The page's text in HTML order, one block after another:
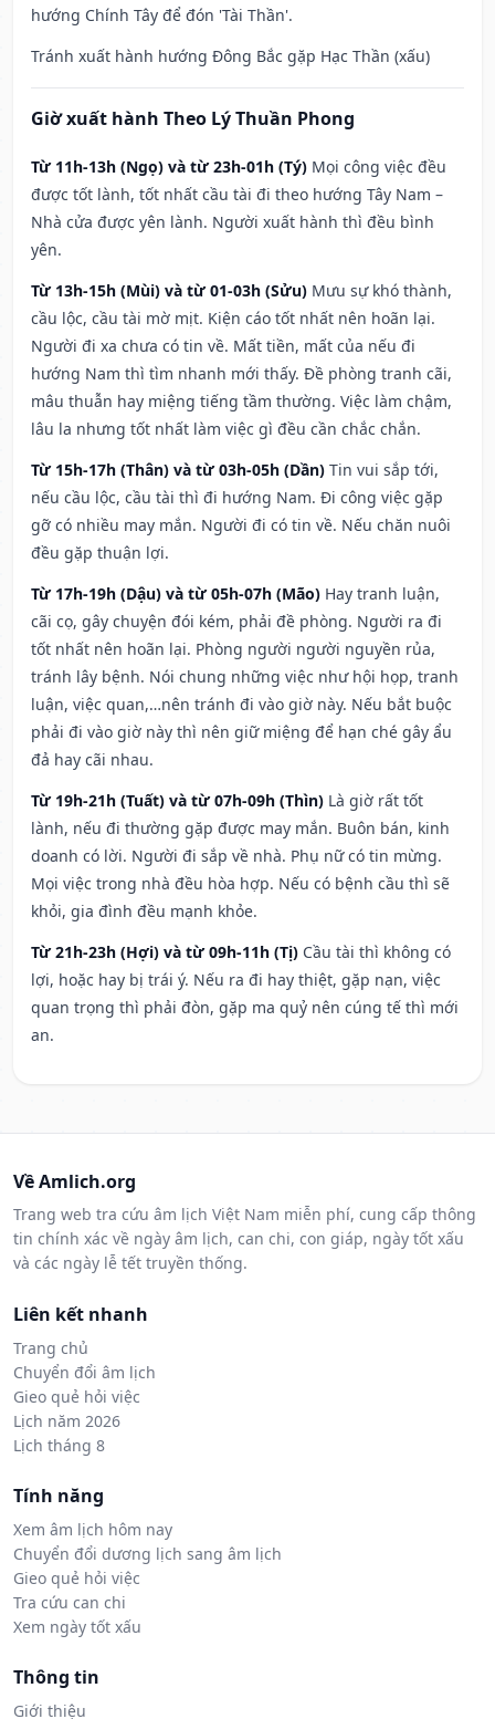
hướng Chính Tây để đón 'Tài Thần'.
Tránh xuất hành hướng Đông Bắc gặp Hạc Thần (xấu)
Giờ xuất hành Theo Lý Thuần Phong
Từ 11h-13h (Ngọ) và từ 23h-01h (Tý) Mọi công việc đều
được tốt lành, tốt nhất cầu tài đi theo hướng Tây Nam –
Nhà cửa được yên lành. Người xuất hành thì đều bình
yên.
Từ 13h-15h (Mùi) và từ 01-03h (Sửu) Mưu sự khó thành,
cầu lộc, cầu tài mờ mịt. Kiện cáo tốt nhất nên hoãn lại.
Người đi xa chưa có tin về. Mất tiền, mất của nếu đi
hướng Nam thì tìm nhanh mới thấy. Đề phòng tranh cãi,
mâu thuẫn hay miệng tiếng tầm thường. Việc làm chậm,
lâu la nhưng tốt nhất làm việc gì đều cần chắc chắn.
Từ 15h-17h (Thân) và từ 03h-05h (Dần) Tin vui sắp tới,
nếu cầu lộc, cầu tài thì đi hướng Nam. Đi công việc gặp
gỡ có nhiều may mắn. Người đi có tin về. Nếu chăn nuôi
đều gặp thuận lợi.
Từ 17h-19h (Dậu) và từ 05h-07h (Mão) Hay tranh luận,
cãi cọ, gây chuyện đói kém, phải đề phòng. Người ra đi
tốt nhất nên hoãn lại. Phòng người người nguyền rủa,
tránh lây bệnh. Nói chung những việc như hội họp, tranh
luận, việc quan,…nên tránh đi vào giờ này. Nếu bắt buộc
phải đi vào giờ này thì nên giữ miệng để hạn ché gây ẩu
đả hay cãi nhau.
Từ 19h-21h (Tuất) và từ 07h-09h (Thìn) Là giờ rất tốt
lành, nếu đi thường gặp được may mắn. Buôn bán, kinh
doanh có lời. Người đi sắp về nhà. Phụ nữ có tin mừng.
Mọi việc trong nhà đều hòa hợp. Nếu có bệnh cầu thì sẽ
khỏi, gia đình đều mạnh khỏe.
Từ 21h-23h (Hợi) và từ 09h-11h (Tị) Cầu tài thì không có
lợi, hoặc hay bị trái ý. Nếu ra đi hay thiệt, gặp nạn, việc
quan trọng thì phải đòn, gặp ma quỷ nên cúng tế thì mới
an.
Về Amlich.org
Trang web tra cứu âm lịch Việt Nam miễn phí, cung cấp thông
tin chính xác về ngày âm lịch, can chi, con giáp, ngày tốt xấu
và các ngày lễ tết truyền thống.
Liên kết nhanh
Trang chủ
Chuyển đổi âm lịch
Gieo quẻ hỏi việc
Lịch năm 2026
Lịch tháng 8
Tính năng
Xem âm lịch hôm nay
Chuyển đổi dương lịch sang âm lịch
Gieo quẻ hỏi việc
Tra cứu can chi
Xem ngày tốt xấu
Thông tin
Giới thiệu